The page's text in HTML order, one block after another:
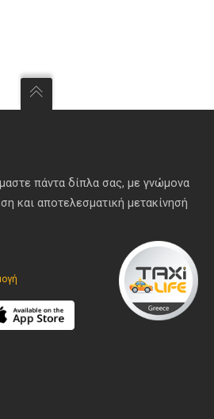
πάντα δίπλα σας, με γνώμονα
και αποτελεσματική μετακίνησή